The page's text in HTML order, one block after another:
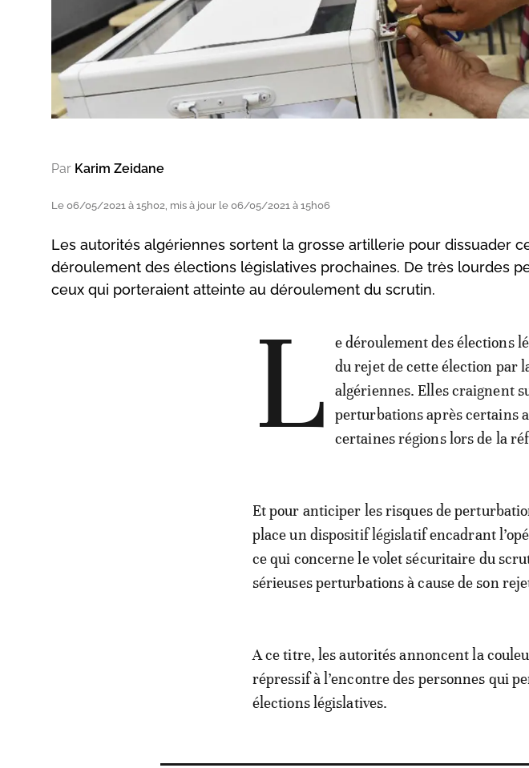
Par Karim Zeidane
Le 06/05/2021 à 15h02, mis à jour le 06/05/2021 à 15h06
Les autorités algériennes sortent la grosse artillerie pour dissuader
déroulement des élections législatives prochaines. De très lourdes
ceux qui porteraient atteinte au déroulement du scrutin.
L
e déroulement des élections
du rejet de cette élection par
algériennes. Elles craignent
perturbations après certains
certaines régions lors de la
Et pour anticiper les risques de
place un dispositif législatif encadrant
ce qui concerne le volet sécuritaire du
sérieuses perturbations à cause de son
A ce titre, les autorités annoncent la
répressif à l’encontre des personnes qui
élections législatives.